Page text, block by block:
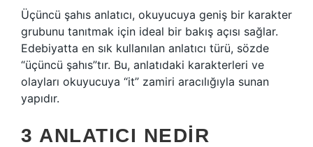
Üçüncü şahıs anlatıcı, okuyucuya geniş bir karakter
grubunu tanıtmak için ideal bir bakış açısı sağlar.
Edebiyatta en sık kullanılan anlatıcı türü, sözde
“üçüncü şahıs”tır. Bu, anlatıdaki karakterleri ve
olayları okuyucuya “it” zamiri aracılığıyla sunan
yapıdır.
3 ANLATICI NEDIR